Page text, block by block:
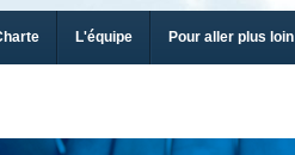
L'équipe Pour aller plus loin